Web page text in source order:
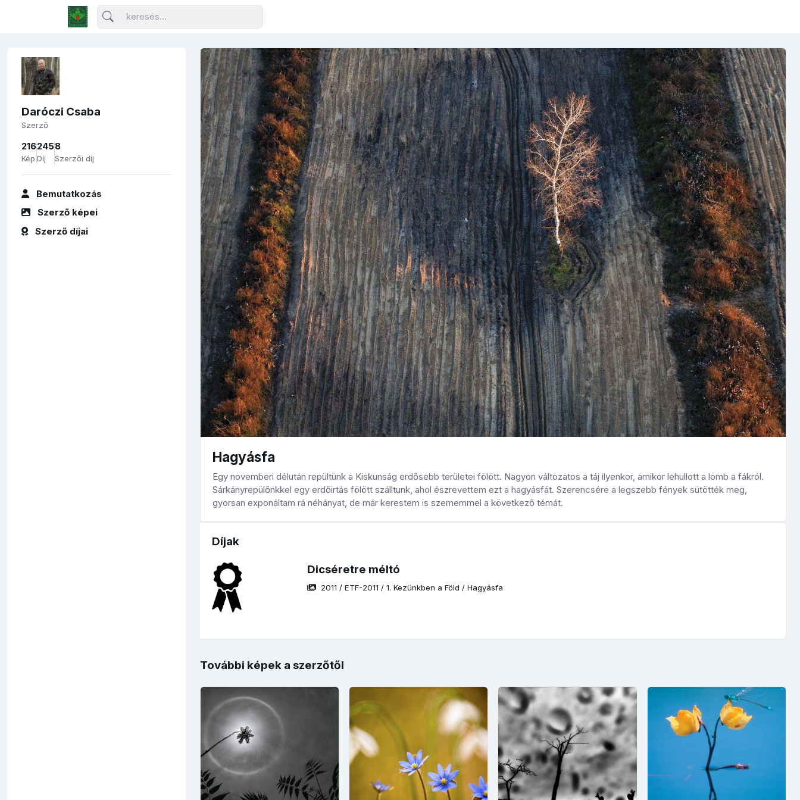
Daróczi Csaba
Szerző
216
Kép
245
Díj
8
Szerzői díj
Bemutatkozás
Szerző képei
Szerző díjai
Hagyásfa
Egy novemberi délután repültünk a Kiskunság erdősebb területei fölött. Nagyon változatos a táj ilyenkor, amikor lehullott a lomb a fákról.
Sárkányrepülőnkkel egy erdőirtás fölött szálltunk, ahol észrevettem ezt a hagyásfát. Szerencsére a legszebb fények sütötték meg,
gyorsan exponáltam rá néhányat, de már kerestem is szememmel a következő témát.
Díjak
Dicséretre méltó
2011 / ETF-2011 / 1. Kezünkben a Föld / Hagyásfa
További képek a szerzőtől